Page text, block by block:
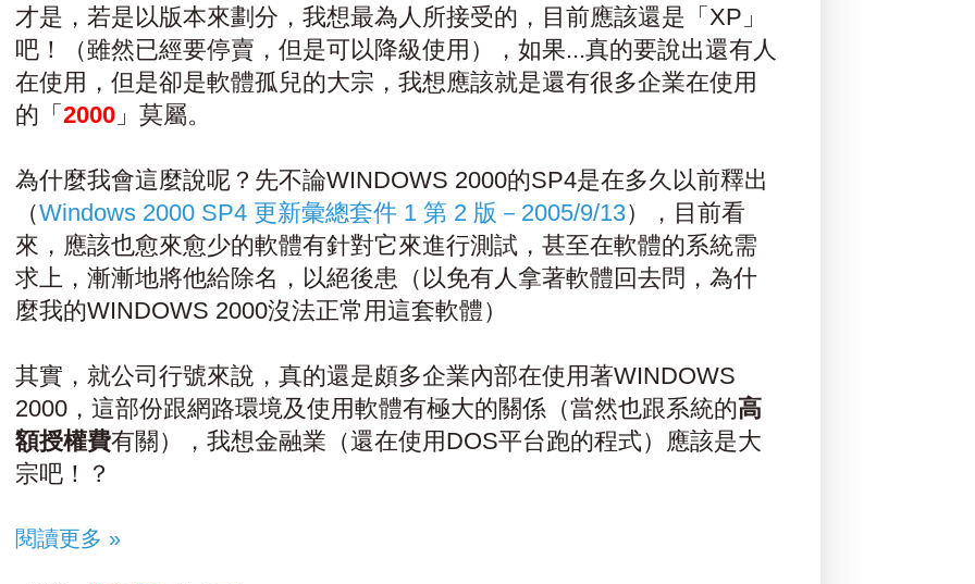
才是，若是以版本來劃分，我想最為人所接受的，目前應該還是「XP」
吧！（雖然已經要停賣，但是可以降級使用），如果...真的要說出還有人
在使用，但是卻是軟體孤兒的大宗，我想應該就是還有很多企業在使用
的「 2000 」莫屬。
為什麼我會這麼說呢？先不論WINDOWS 2000的SP4是在多久以前釋出
（Windows 2000 SP4 更新彙總套件 1 第 2 版－2005/9/13），目前看
來，應該也愈來愈少的軟體有針對它來進行測試，甚至在軟體的系統需
求上，漸漸地將他給除名，以絕後患（以免有人拿著軟體回去問，為什
麼我的WINDOWS 2000沒法正常用這套軟體）
其實，就公司行號來說，真的還是頗多企業內部在使用著WINDOWS
2000，這部份跟網路環境及使用軟體有極大的關係（當然也跟系統的高
額授權費有關），我想金融業（還在使用DOS平台跑的程式）應該是大
宗吧！？
閱讀更多 »